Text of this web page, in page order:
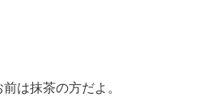
は抹茶の方だよ。